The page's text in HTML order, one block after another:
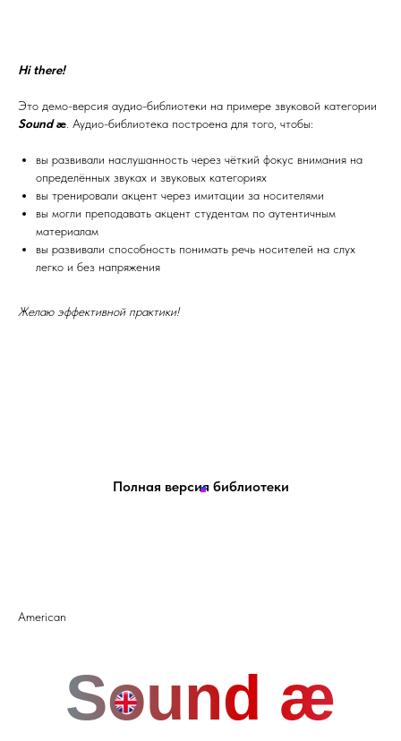
Hi there!
Это демо-версия аудио-библиотеки на примере звуковой категории
Soundæ . Аудио-библиотека построена для того, чтобы:
вы развивали наслушанность через чёткий фокус внимания на
определённых звуках и звуковых категориях
вы тренировали акцент через имитации за носителями
вы могли преподавать акцент студентам по аутентичным
материалам
вы развивали способность понимать речь носителей на слух
легко и без напряжения
Желаю эффективной практики!
Полная версия библиотеки
American
Sound æ